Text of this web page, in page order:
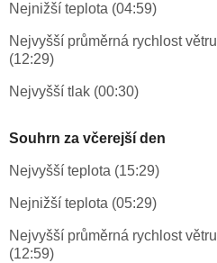
Nejnižší teplota (04:59)
Nejvyšší průměrná rychlost větru
(12:29)
Nejvyšší tlak (00:30)
Souhrn za včerejší den
Nejvyšší teplota (15:29)
Nejnižší teplota (05:29)
Nejvyšší průměrná rychlost větru
(12:59)